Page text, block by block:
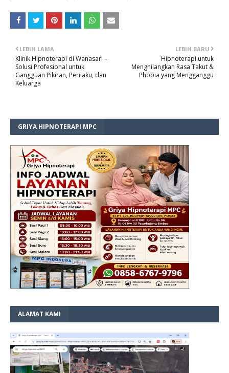
LEBIH BARU
Hipnoterapi untuk
Menghilangkan Rasa Takut &
Phobia yang Mengganggu
LEBIH LAMA
Klinik Hipnoterapi di Wanasari –
Solusi Profesional untuk
Gangguan Pikiran, Perilaku, dan
Keluarga
GRIYA HIPNOTERAPI MPC
ALAMAT KAMI